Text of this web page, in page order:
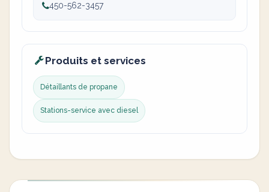
450-562-3457
Produits et services
Détaillants de propane
Stations-service avec diesel